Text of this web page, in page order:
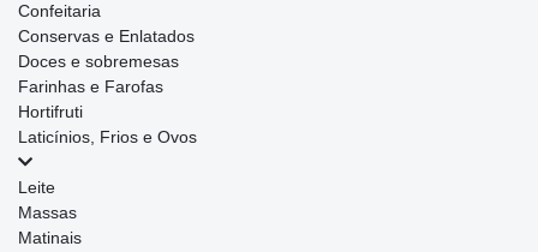
Confeitaria
Conservas e Enlatados
Doces e sobremesas
Farinhas e Farofas
Hortifruti
Laticínios, Frios e Ovos
Leite
Massas
Matinais